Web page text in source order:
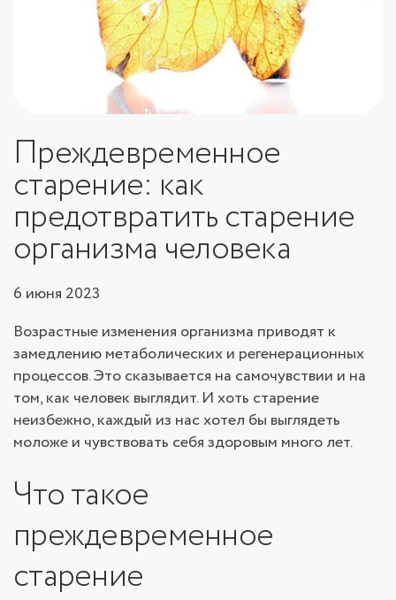
Преждевременное
старение: как
предотвратить старение
организма человека
6 июня 2023
Возрастные изменения организма приводят к
замедлению метаболических и регенерационных
процессов. Это сказывается на самочувствии и на
том, как человек выглядит. И хоть старение
неизбежно, каждый из нас хотел бы выглядеть
моложе и чувствовать себя здоровым много лет.
Что такое
преждевременное
старение